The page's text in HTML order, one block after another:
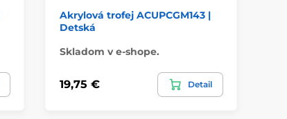
Akrylová trofej ACUPCGM143 |
Detská
Skladom v e-shope.
19,75 € Detail